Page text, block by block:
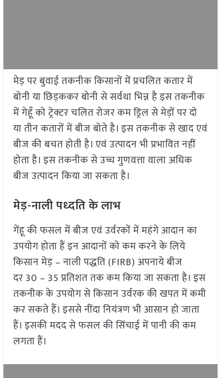
मेड़ पर बुवाई तकनीक किसानों में प्रचलित कतार में
बोनी या छिड़ककर बोनी से सर्वथा भिन्न है इस तकनीक
में गेहूँ को ट्रेक्टर चलित रोजर कम ड्रिल से मेड़ों पर दो
या तीन कतारों में बीज बोते है। इस तकनीक से खाद एवं
बीज की बचत होती है। एवं उत्पादन भी प्रभावित नहीं
होता है। इस तकनीक से उच्च गुणवत्ता वाला अधिक
बीज उत्पादन किया जा सकता है।
मेड़-नाली पध्दति के लाभ
गेंहू की फसल में बीज एवं उर्वरकों में महंगे आदान का
उपयोग होता हैं इन आदानों को कम करने के लिये
किसान मेड़ – नाली पद्धति (FIRB) अपनाये बीज
दर 30 – 35 प्रतिशत तक कम किया जा सकता है। इस
तकनीक के उपयोग से किसान उर्वरक की खपत में कमी
कर सकते हैं। इससे नींदा नियंत्रण भी आसान हो जाता
हैं। इसकी मदद से फसल की सिंचाई में पानी की कम
लगता हैं।